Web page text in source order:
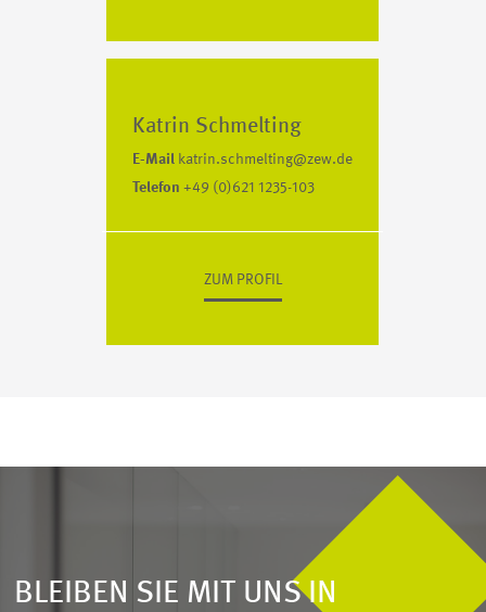
Katrin Schmelting
E-Mail katrin.schmelting@zew.de
Telefon+49 (0)621 1235-103
ZUM PROFIL
BLEIBEN SIE MIT UNS IN